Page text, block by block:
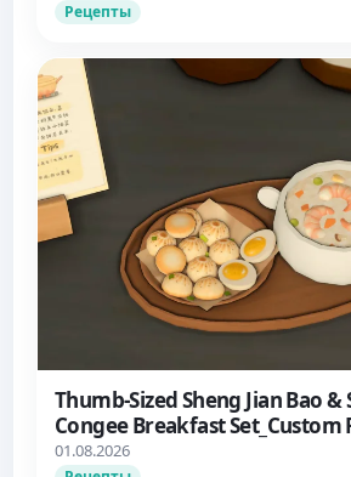
Рецепты
Thumb-Sized Sheng Jian Bao
Congee Breakfast Set_Custom
01.08.2026